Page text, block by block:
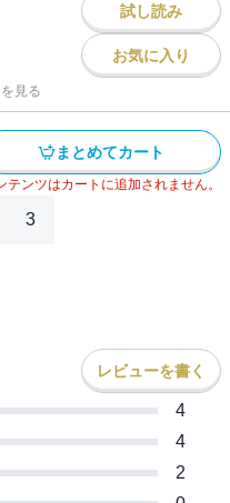
試し読み
お気に入り
見る
まとめてカート
ンツはカートに追加されません。
3
レビューを書く
4
4
2